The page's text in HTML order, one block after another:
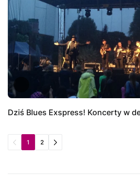
Dziś Blues Exspress! Koncerty w
1 2